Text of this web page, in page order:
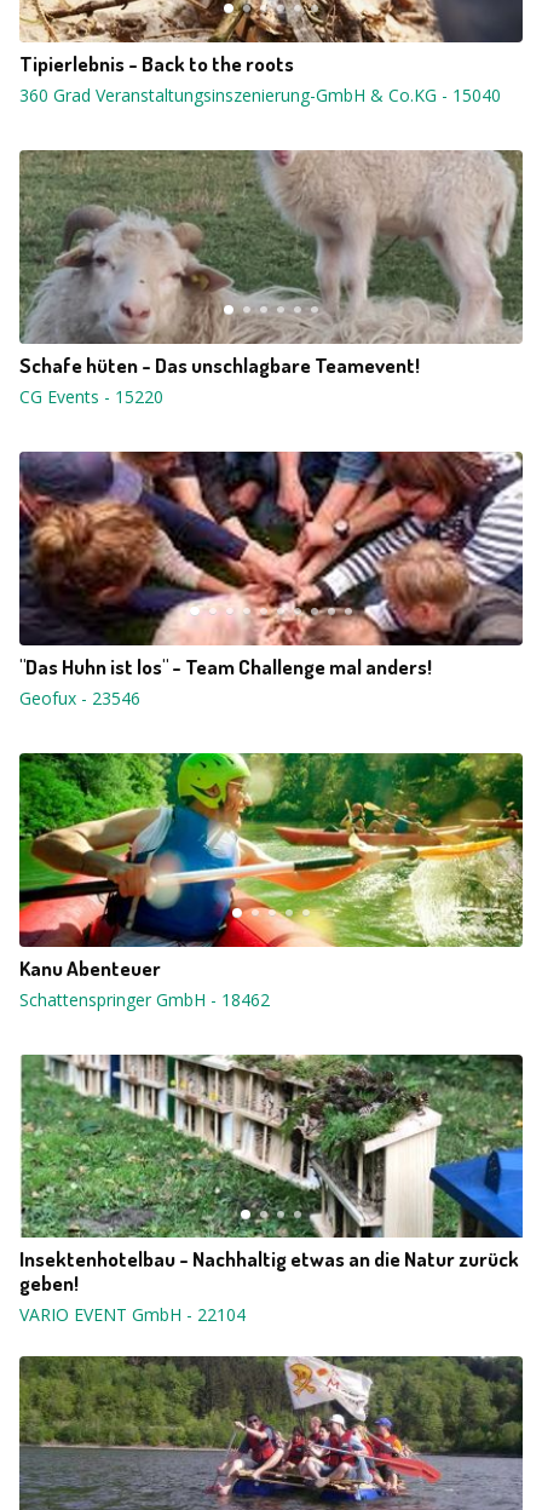
Tipierlebnis - Back to the roots
360 Grad Veranstaltungsinszenierung-GmbH & Co.KG - 15040
Schafe hüten - Das unschlagbare Teamevent!
CG Events - 15220
"Das Huhn ist los" - Team Challenge mal anders!
Geofux - 23546
Kanu Abenteuer
Schattenspringer GmbH - 18462
Insektenhotelbau - Nachhaltig etwas an die Natur zurück
geben!
VARIO EVENT GmbH - 22104